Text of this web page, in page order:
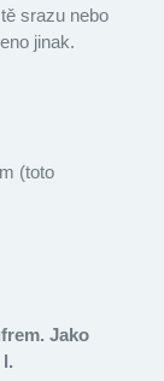
srazu nebo
jinak.
(toto
Jako